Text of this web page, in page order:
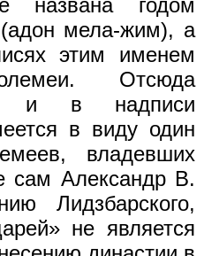
мела-жим), а
этим именем
Отсюда
и в надписи
в виду один
владевших
сам Александр В.
Лидзбарского,
не является